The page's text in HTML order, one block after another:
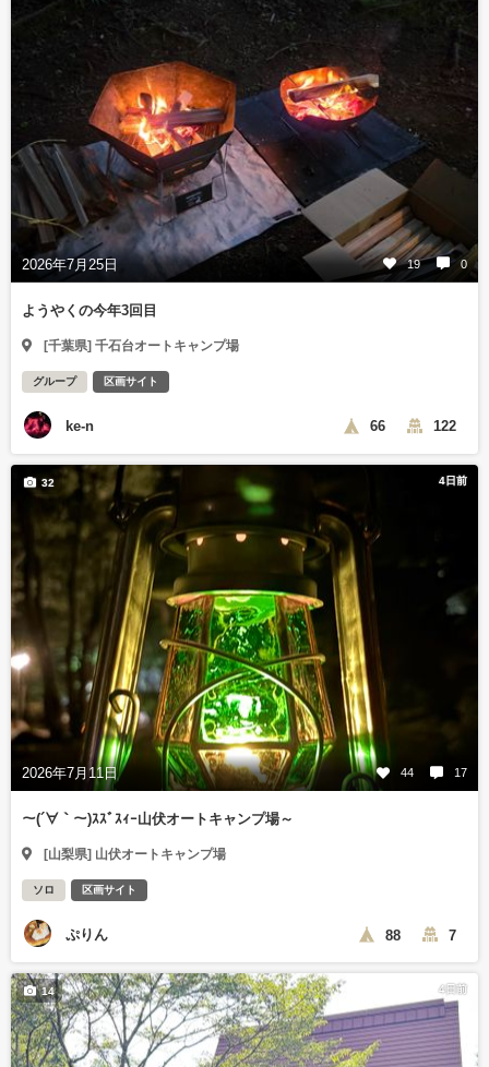
2026年7月25日 19 0
ようやくの今年3回目
[千葉県] 千石台オートキャンプ場
グループ 区画サイト
ke-n 66 122
4日前
2026年7月11日 44 17
32
～(´∀｀～)ｽｽﾞｽｨｰ山伏オートキャンプ場～
[山梨県] 山伏オートキャンプ場
ソロ 区画サイト
ぷりん 88 7
4日前
14